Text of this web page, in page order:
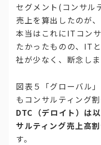
セグメント(コンサル
売上を算出したのが
本当はこれにITコン
たかったものの、IT
社が少なく、断念しま
図表５「グローバル
もコンサルティング
DTC（デロイト）は
サルティング売上高
す。